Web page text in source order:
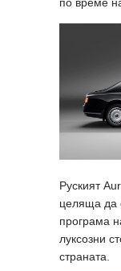
по време
Руският
целяща да
програма
луксозни
страната.